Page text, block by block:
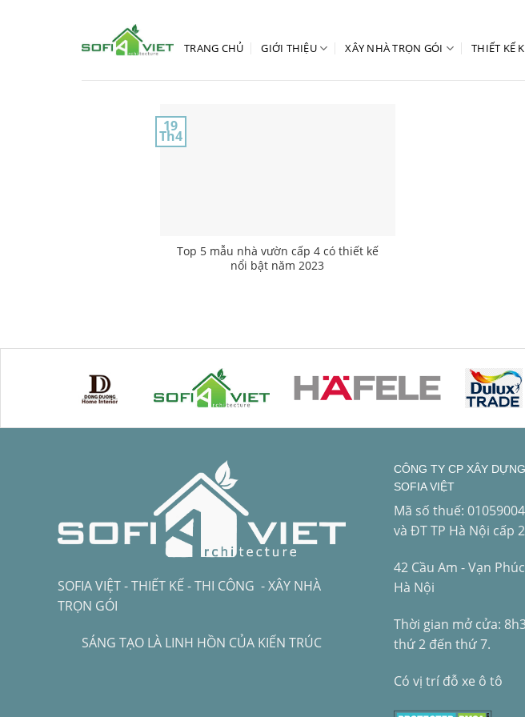
TRANG CHỦ GIỚI THIỆU XÂY NHÀ TRỌN GÓI THIẾT KẾ
Top 5 mẫu nhà vườn cấp 4 có thiết kế
nổi bật năm 2023
19
Th4
SOFIA VIỆT - THIẾT KẾ - THI CÔNG - XÂY NHÀ
TRỌN GÓI
SÁNG TẠO LÀ LINH HỒN CỦA KIẾN TRÚC
CÔNG TY CP XÂY
SOFIA VIỆT
Mã số thuế:
và ĐT TP Hà Nội cấp
42 Cầu Am - Vạn
Hà Nội
Thời gian mở cửa:
thứ 2 đến thứ 7.
Có vị trí đỗ xe ô tô